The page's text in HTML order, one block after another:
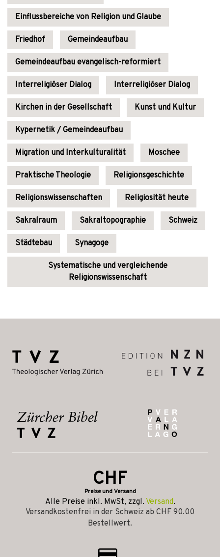
Einflussbereiche von Religion und Glaube
Friedhof Gemeindeaufbau
Gemeindeaufbau evangelisch-reformiert
Interreligiöser Dialog Interreligiöser Dialog
Kirchen in der Gesellschaft Kunst und Kultur
Kypernetik / Gemeindeaufbau
Migration und Interkulturalität Moschee
Praktische Theologie Religionsgeschichte
Religionswissenschaften Religiosität heute
Sakralraum Sakraltopographie Schweiz
Städtebau Synagoge
Systematische und vergleichende
Religionswissenschaft
CHF
Preise und Versand
Alle Preise inkl. MwSt, zzgl. Versand.
Versandkostenfrei in der Schweiz ab CHF 90.00
Bestellwert.